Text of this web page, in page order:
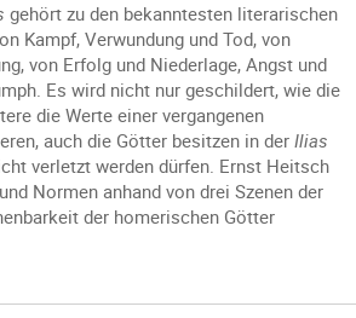
gehört zu den bekanntesten literarischen
Kampf, Verwundung und Tod, von
von Erfolg und Niederlage, Angst und
Es wird nicht nur geschildert, wie die
die Werte einer vergangenen
auch die Götter besitzen in der Ilias
verletzt werden dürfen. Ernst Heitsch
Normen anhand von drei Szenen der
der homerischen Götter